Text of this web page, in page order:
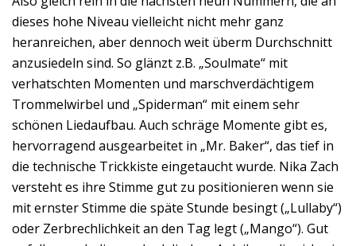
dieses hohe Niveau vielleicht nicht mehr ganz
heranreichen, aber dennoch weit überm Durchschnitt
anzusiedeln sind. So glänzt z.B. „Soulmate“ mit
verhatschten Momenten und marschverdächtigem
Trommelwirbel und „Spiderman“ mit einem sehr
schönen Liedaufbau. Auch schräge Momente gibt es,
hervorragend ausgearbeitet in „Mr. Baker“, das tief in
die technische Trickkiste eingetaucht wurde. Nika Zach
versteht es ihre Stimme gut zu positionieren wenn sie
mit ernster Stimme die späte Stunde besingt („Lullaby“)
oder Zerbrechlichkeit an den Tag legt („Mango“). Gut